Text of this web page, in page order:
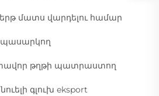
մատս վարդելու համար
թղթի պատրաստող
գլուխ eksport